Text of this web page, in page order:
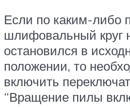
Если по каким-либо
шлифовальный круг
остановился в
положении, то
включить
“Вращение пилы